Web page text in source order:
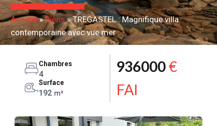
Accueil»Biens»TREGASTEL : Magnifique villa
contemporaine avec vue mer
Chambres
4
Surface
192 m²
936000€
FAI